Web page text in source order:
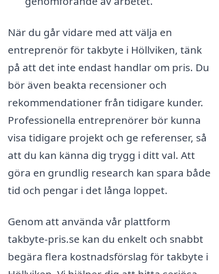
När du går vidare med att välja en
entreprenör för takbyte i Höllviken, tänk
på att det inte endast handlar om pris. Du
bör även beakta recensioner och
rekommendationer från tidigare kunder.
Professionella entreprenörer bör kunna
visa tidigare projekt och ge referenser, så
att du kan känna dig trygg i ditt val. Att
göra en grundlig research kan spara både
tid och pengar i det långa loppet.
Genom att använda vår plattform
takbyte-pris.se kan du enkelt och snabbt
begära flera kostnadsförslag för takbyte i